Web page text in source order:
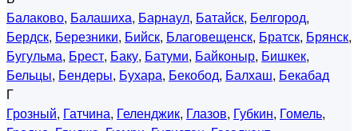
Балаково, Балашиха, Барнаул, Батайск, Белгород,
Бердск, Березники, Бийск, Благовещенск, Братск, Брянск,
Бугульма, Брест, Баку, Батуми, Байконыр, Бишкек,
Бельцы, Бендеры, Бухара, Бекобод, Балхаш, Бекабад
Г
Грозный, Гатчина, Геленджик, Глазов, Губкин, Гомель,